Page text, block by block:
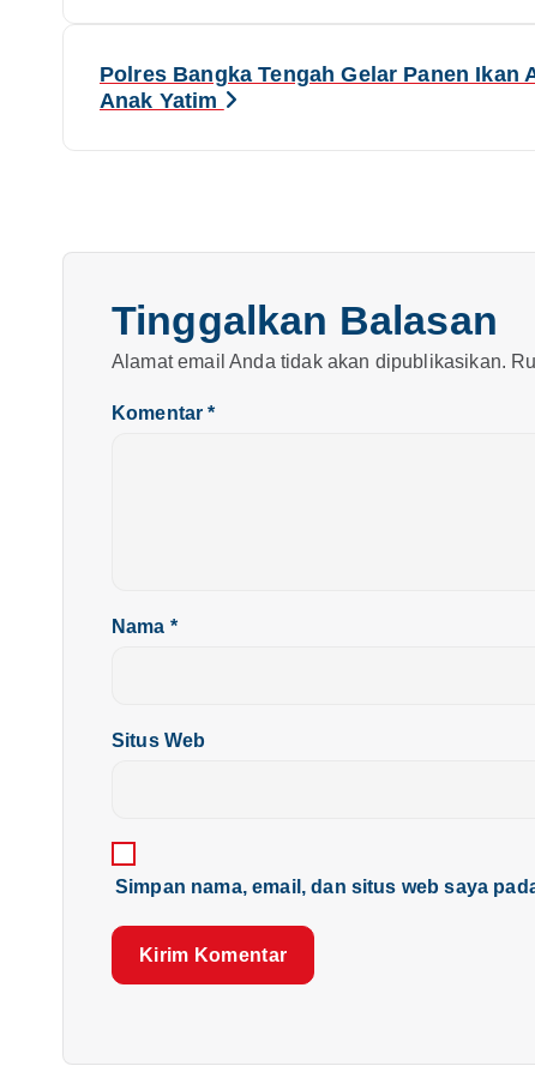
a
Polres Bangka Tengah Gelar Panen Ikan
Anak Yatim
Tinggalkan Balasan
Alamat email Anda tidak akan dipublikasikan.
Komentar*
Nama *
Situs Web
Simpan nama, email, dan situs web saya